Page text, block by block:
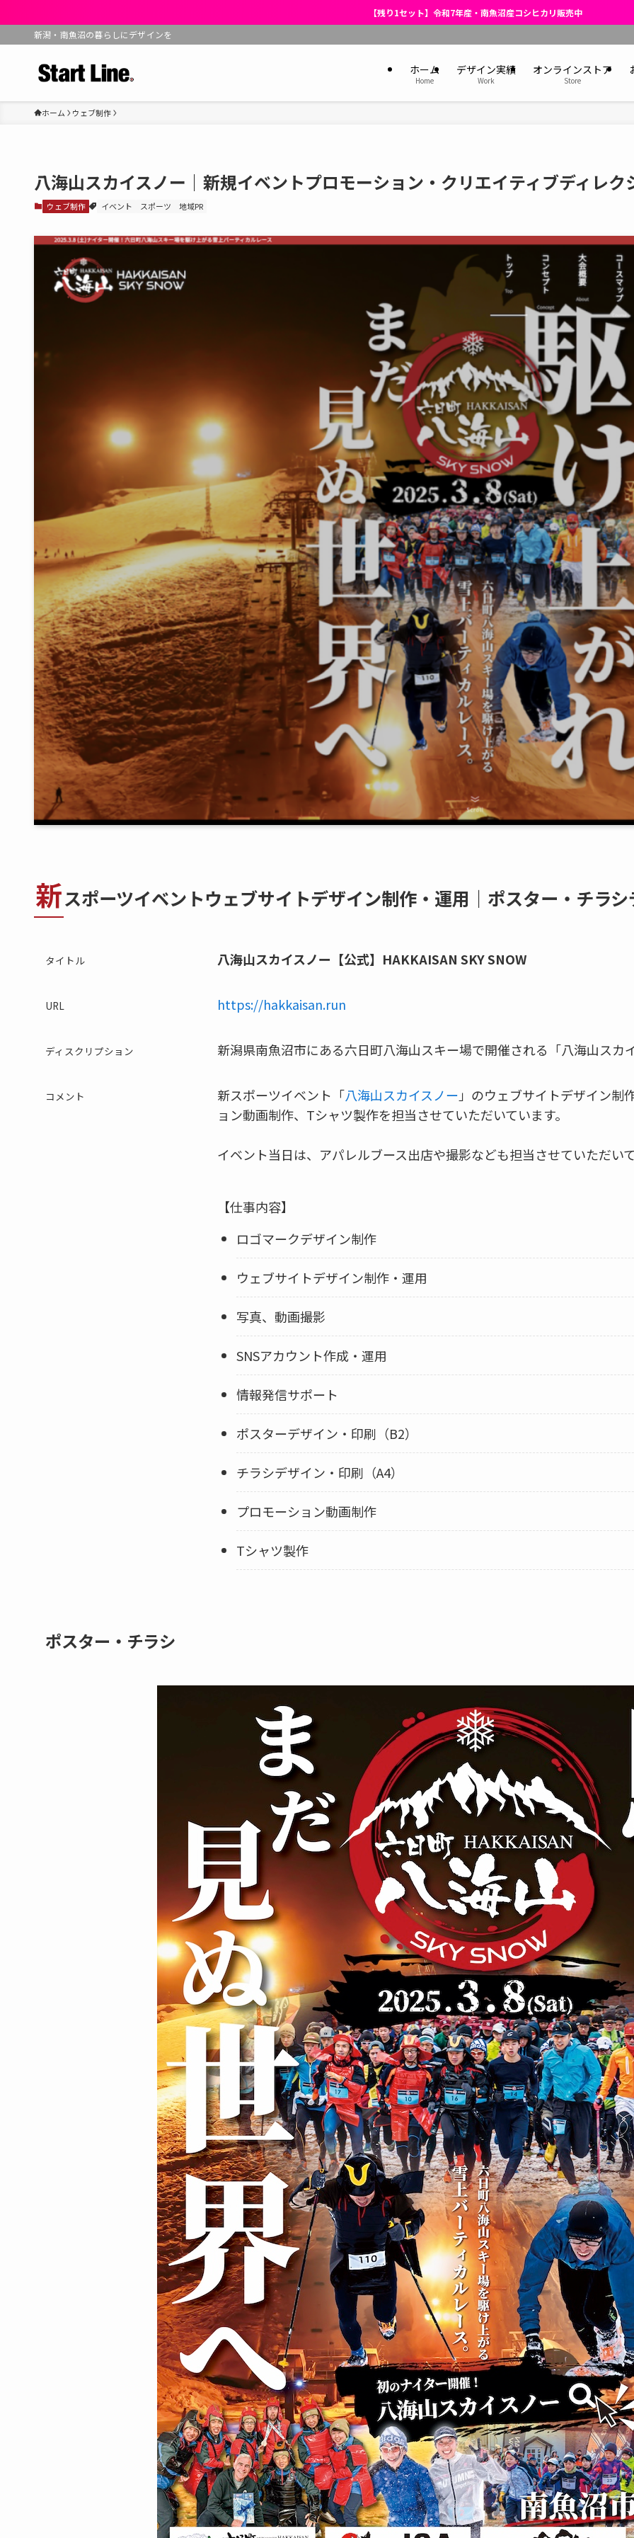
【残り1セット】令和7年産・南魚沼産コシヒカリ販売中
新潟・南魚沼の暮らしにデザインを
ホーム
Home
デザイン実績
Work
オンラインストア
Store
ホーム ウェブ制作
八海山スカイスノー｜新規イベントプロモーション・クリエイティブディレク
ウェブ制作 イベント スポーツ 地域PR
新スポーツイベントウェブサイトデザイン制作・運用｜ポスター・チラ
タイトル 八海山スカイスノー【公式】HAKKAISAN SKY SNOW
URL https://hakkaisan.run
ディスクリプション 新潟県南魚沼市にある六日町八海山スキー場で開催される「八海山スカ
コメント 新スポーツイベント「八海山スカイスノー 」のウェブサイトデザイン制
ョン動画制作、Tシャツ製作を担当させていただいています。
イベント当日は、アパレルブース出店や撮影なども担当させていただい
【仕事内容】
ロゴマークデザイン制作
ウェブサイトデザイン制作・運用
写真、動画撮影
SNSアカウント作成・運用
情報発信サポート
ポスターデザイン・印刷（B2）
チラシデザイン・印刷（A4）
プロモーション動画制作
Tシャツ製作
ポスター・チラシ